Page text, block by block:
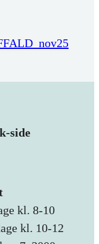
side
kl. 8-10
kl. 10-12